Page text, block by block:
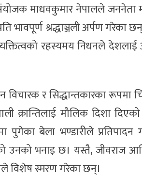
माधवकुमार नेपालले जननेता
श्रद्धाञ्जली अर्पण गरेका
रहस्यमय निधनले देशलाई
र सिद्धान्तकारका रूपमा
क्रान्तिलाई मौलिक दिशा
पुगेका बेला भण्डारीले प्रतिपादन
उनको भनाइ छ। यस्तै, जीवराज
विशेष स्मरण गरेका छन्।